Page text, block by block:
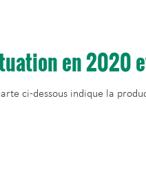
en 2020
ci-dessous indique la